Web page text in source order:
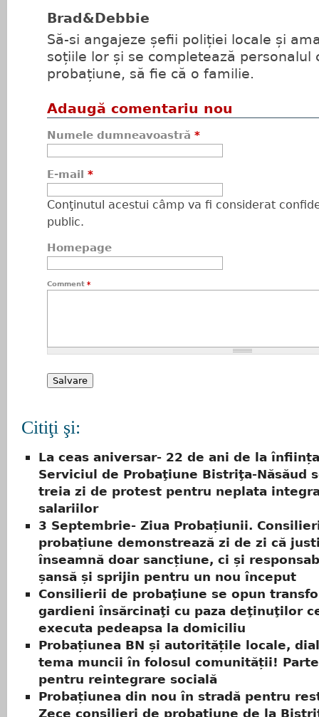
Brad&Debbie
Să-si angajeze șefii poliției locale și
soțiile lor și se completează personalul
probațiune, să fie că o familie.
Adaugă comentariu nou
Numele dumneavoastră *
E-mail *
Conţinutul acestui câmp va fi considerat
public.
Homepage
Comment *
Citiţi şi:
La ceas aniversar- 22 de ani de la
Serviciul de Probaţiune Bistriţa-Năsăud
treia zi de protest pentru neplata
salariilor
3 Septembrie- Ziua Probațiunii.
probațiune demonstrează zi de zi că
înseamnă doar sancțiune, ci și
șansă și sprijin pentru un nou început
Consilierii de probaţiune se opun
gardieni însărcinaţi cu paza deţinuţilor
executa pedeapsa la domiciliu
Probațiunea BN și autoritățile locale,
tema muncii în folosul comunității!
pentru reintegrare socială
Probațiunea din nou în stradă pentru
Zece consilieri de probațiune de la